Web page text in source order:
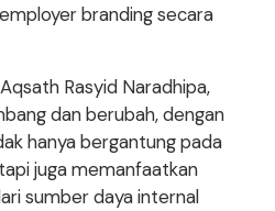
branding secara
Rasyid Naradhipa,
dan berubah, dengan
hanya bergantung pada
juga memanfaatkan
sumber daya internal